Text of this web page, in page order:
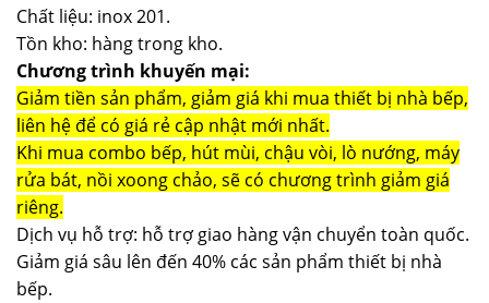
Chất liệu: inox 201.
Tồn kho: hàng trong kho.
Chương trình khuyến mại:
Giảm tiền sản phẩm, giảm giá khi mua thiết bị nhà bếp,
liên hệ để có giá rẻ cập nhật mới nhất.
Khi mua combo bếp, hút mùi, chậu vòi, lò nướng, máy
rửa bát, nồi xoong chảo, sẽ có chương trình giảm giá
riêng.
Dịch vụ hỗ trợ: hỗ trợ giao hàng vận chuyển toàn quốc.
Giảm giá sâu lên đến 40% các sản phẩm thiết bị nhà
bếp.